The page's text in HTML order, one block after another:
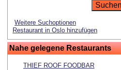
Weitere Suchoptionen
Restaurant in Oslo hinzufügen
Nahe gelegene Restaurants
THIEF ROOF FOODBAR